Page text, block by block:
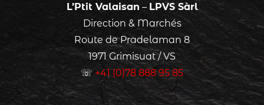
L’Ptit Valaisan – LPVS Sàrl
Direction & Marchés
Route de Pradelaman 8
1971 Grimisuat / VS
☏ +41 (0)78 888 95 85